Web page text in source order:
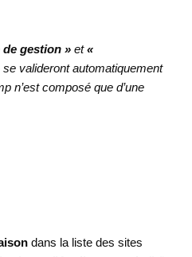
de gestion » et«
se valideront automatiquement
n’est composé que d’une
dans la liste des sites